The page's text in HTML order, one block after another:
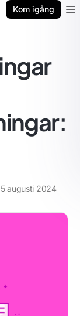
Kom igång
augusti 2024